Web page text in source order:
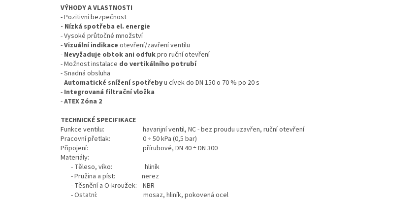
VÝHODY A VLASTNOSTI
- Pozitivní bezpečnost
- Nízká spotřeba el. energie
- Vysoké průtočné množství
-Vizuální indikace otevření/zavření ventilu
- Nevyžaduje obtok ani odfukpro ruční otevření
- Možnost instalace do vertikálního potrubí
- Snadná obsluha
-Automatické snížení spotřebyu cívek do DN 150 o 70 % po 20 s
- Integrovaná filtrační vložka
-ATEX Zóna 2
TECHNICKÉ SPECIFIKACE
Funkce ventilu: havarijní ventil, NC - bez proudu uzavřen, ruční otevření
Pracovní přetlak: 0 ÷ 50 kPa (0,5 bar)
Připojení: přírubové, DN 40 ÷ DN 300
Materiály:
- Těleso, víko: hliník
- Pružina a píst: nerez
- Těsnění a O-kroužek: NBR
- Ostatní: mosaz, hliník, pokovená ocel